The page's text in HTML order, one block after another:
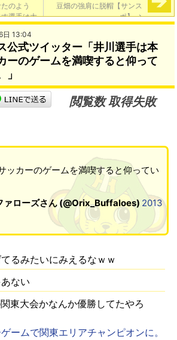
のよう
選手は大
「voice
かないか
豆畑の強肩に脱帽【サンス
ポ】→
日 13:04
公式ツイッター「井川選手は本
ーのゲームを満喫すると仰って
」
閲覧数 取得失敗
ッカーのゲームを満喫すると仰ってい
ァローズさん (@Orix_Buffaloes) 2013
るみたいにみえるなｗｗ
ない
東大会かなんか優勝してたやろ
ームで関東エリアチャンピオンに。